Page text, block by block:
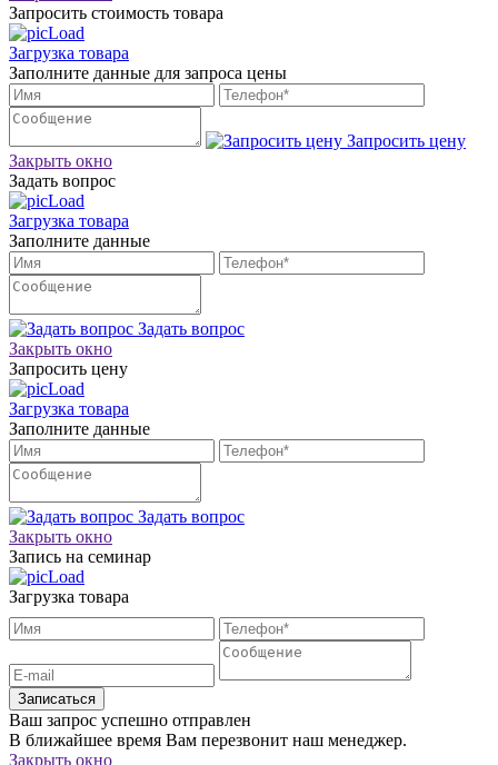
Запросить стоимость товара
Загрузка товара
Заполните данные для запроса цены
Запросить цену
Закрыть окно
Задать вопрос
Загрузка товара
Заполните данные
Задать вопрос
Закрыть окно
Запросить цену
Загрузка товара
Заполните данные
Задать вопрос
Закрыть окно
Запись на семинар
Загрузка товара
Записаться
Ваш запрос успешно отправлен
В ближайшее время Вам перезвонит наш менеджер.
Закрыть окно